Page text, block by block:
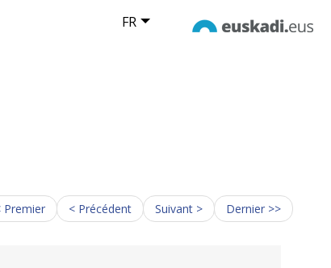
FR
Premier < Précédent Suivant > Dernier >>